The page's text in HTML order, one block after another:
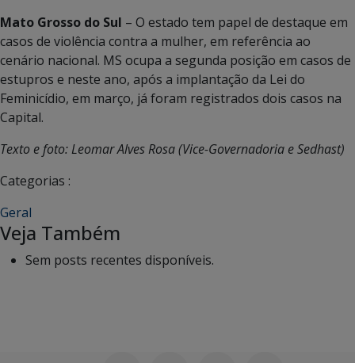
Mato Grosso do Sul – O estado tem papel de destaque em
casos de violência contra a mulher, em referência ao
cenário nacional. MS ocupa a segunda posição em casos de
estupros e neste ano, após a implantação da Lei do
Feminicídio, em março, já foram registrados dois casos na
Capital.
Texto e foto: Leomar Alves Rosa (Vice-Governadoria e Sedhast)
Categorias :
Geral
Veja Também
Sem posts recentes disponíveis.